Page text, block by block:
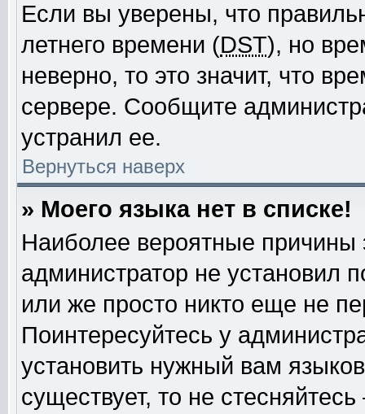
Если вы уверены, что
летнего времени (DST), но
неверно, то это значит, что
сервере. Сообщите
устранил ее.
Вернуться наверх
» Моего языка нет в списке!
Наиболее вероятные причины
администратор не установил
или же просто никто еще не
Поинтересуйтесь у
установить нужный вам
существует, то не